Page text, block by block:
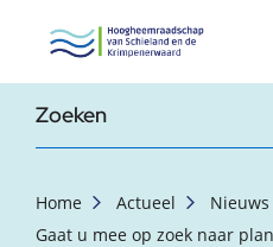
, startpagina
Zoekterm
Home Actueel
Nieuws
Gaat u mee op zoek naar